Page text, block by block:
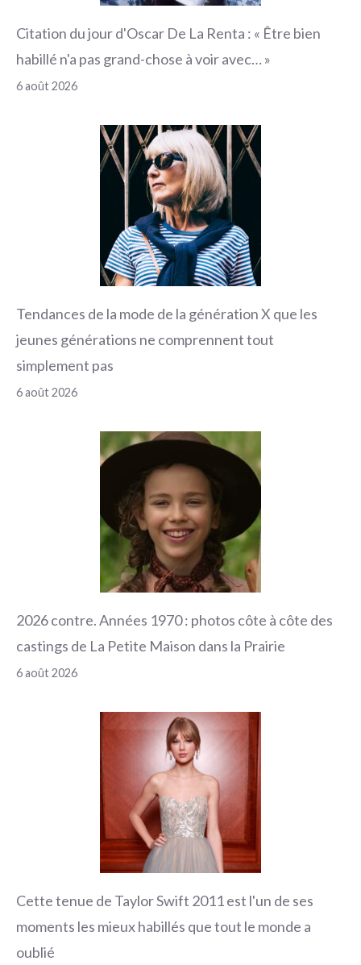
Citation du jour d'Oscar De La Renta : « Être bien
habillé n'a pas grand-chose à voir avec… »
6 août 2026
Tendances de la mode de la génération X que les
jeunes générations ne comprennent tout
simplement pas
6 août 2026
2026 contre. Années 1970 : photos côte à côte des
castings de La Petite Maison dans la Prairie
6 août 2026
Cette tenue de Taylor Swift 2011 est l'un de ses
moments les mieux habillés que tout le monde a
oublié